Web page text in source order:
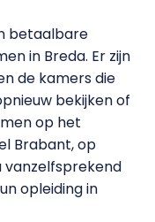
betaalbare
in Breda. Er zijn
de kamers die
bekijken of
op het
Brabant, op
vanzelfsprekend
opleiding in